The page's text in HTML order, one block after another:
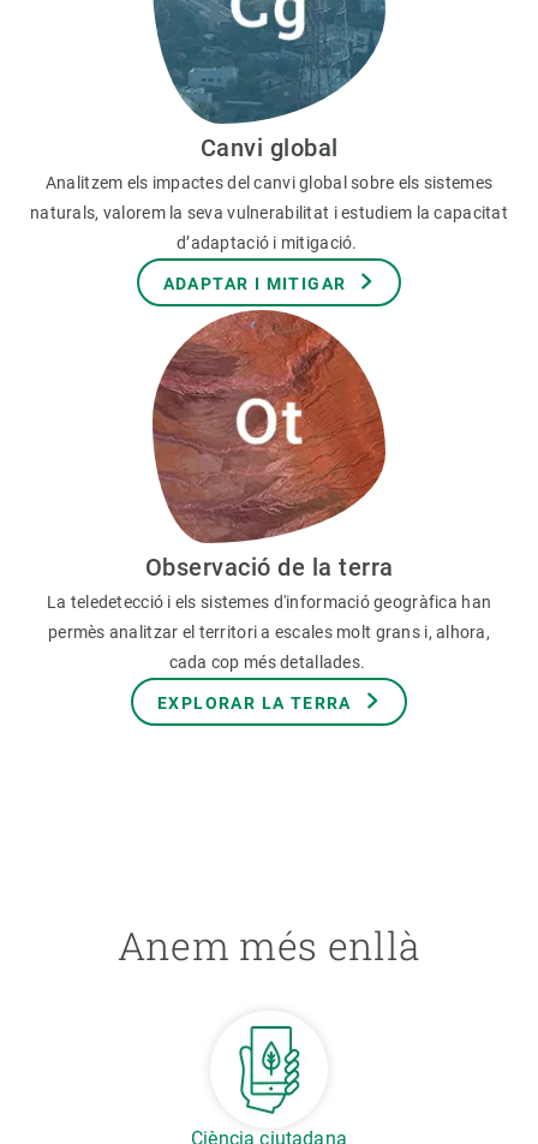
Canvi global
Analitzem els impactes del canvi global sobre els sistemes
naturals, valorem la seva vulnerabilitat i estudiem la capacitat
d’adaptació i mitigació.
ADAPTAR I MITIGAR
Observació de la terra
La teledetecció i els sistemes d'informació geogràfica han
permès analitzar el territori a escales molt grans i, alhora,
cada cop més detallades.
EXPLORAR LA TERRA
Anem més enllà
Ciència ciutadana